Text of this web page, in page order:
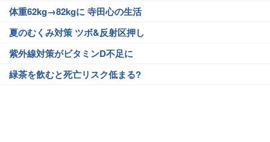
体重62kg→82kgに 寺田心の生活
夏のむくみ対策 ツボ&反射区押し
紫外線対策がビタミンD不足に
緑茶を飲むと死亡リスク低まる?